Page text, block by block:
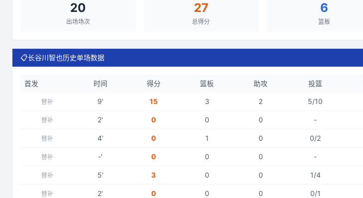
20
出场场次
27
总得分
6
篮板
📋长谷川智也历史单场数据
首发 时间 得分 篮板 助攻 投篮
替补 9' 15 3 2 5/10
替补 2' 0 0 0 -
替补 4' 0 1 0 0/2
替补 -' 0 0 0 -
替补 5' 3 0 0 1/4
替补 2' 0 0 0 0/1